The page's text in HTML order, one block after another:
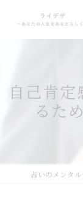
自己肯
るた